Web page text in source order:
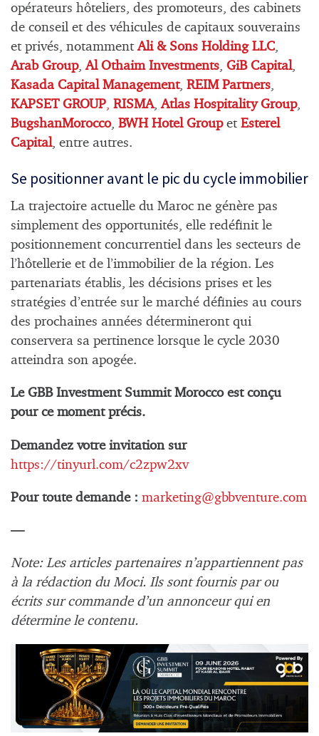
opérateurs hôteliers, des promoteurs, des cabinets
de conseil et des véhicules de capitaux souverains
et privés, notammentAli & Sons Holding LLC,
Arab Group,Al Othaim Investments, GiB Capital,
Kasada Capital Management, REIM Partners,
KAPSET GROUP, RISMA,Atlas Hospitality Group,
BugshanMorocco, BWH Hotel GroupetEsterel
Capital, entre autres.
Se positionner avant le pic du cycle immobilier
La trajectoire actuelle du Maroc ne génère pas
simplement des opportunités, elle redéfinit le
positionnement concurrentiel dans les secteurs de
l’hôtellerie et de l’immobilier de la région. Les
partenariats établis, les décisions prises et les
stratégies d’entrée sur le marché définies au cours
des prochaines années détermineront qui
conservera sa pertinence lorsque le cycle 2030
atteindra son apogée.
Le GBB Investment Summit Morocco est conçu
pour ce moment précis.
Demandez votre invitation sur
https://tinyurl.com/c2zpw2xv
Pour toute demande : marketing@gbbventure.com
—
Note: Les articles partenaires n’appartiennent pas
à la rédaction du Moci. Ils sont fournis par ou
écrits sur commande d’un annonceur qui en
détermine le contenu.